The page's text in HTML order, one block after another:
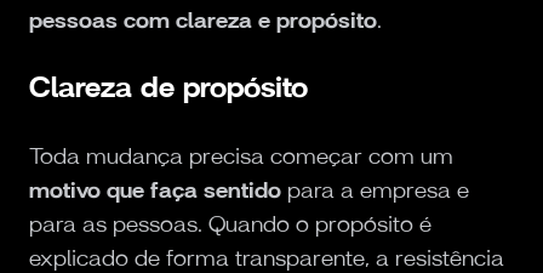
pessoas com clareza e propósito.
Clareza de propósito
Toda mudança precisa começar com um
motivo que faça sentido para a empresa e
para as pessoas. Quando o propósito é
explicado de forma transparente, a resistência